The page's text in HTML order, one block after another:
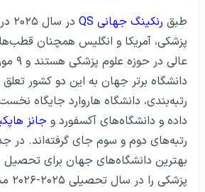
طبق رنکینگ جهانی QS
پزشکی، آمریکا و انگلیس همچنان
دانشگاه برتر جهان به این دو کشور تعلق
رتبه‌بندی، دانشگاه هاروارد جایگاه
داده و دانشگاه‌های آکسفورد و جانز
رتبه‌های دوم و سوم جای گرفته‌اند. در
بهترین دانشگاه‌های جهان برای
پزشکی را در سال تحصیلی ۲۰۲۵-۲۰۲۶ مشاهده کنید.